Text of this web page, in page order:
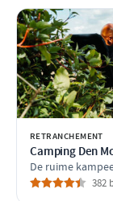
RETRANCHEMENT
Camping Den
De ruime
382